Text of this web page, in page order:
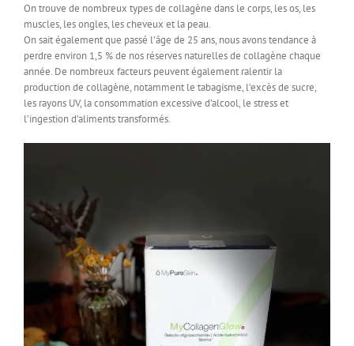
On trouve de nombreux types de collagène dans le corps, les os, les
muscles, les ongles, les cheveux et la peau.
On sait également que passé l’âge de 25 ans, nous avons tendance à
perdre environ 1,5 % de nos réserves naturelles de collagène chaque
année. De nombreux facteurs peuvent également ralentir la
production de collagène, notamment le tabagisme, l’excès de sucre,
les rayons UV, la consommation excessive d’alcool, le stress et
l’ingestion d’aliments transformés.